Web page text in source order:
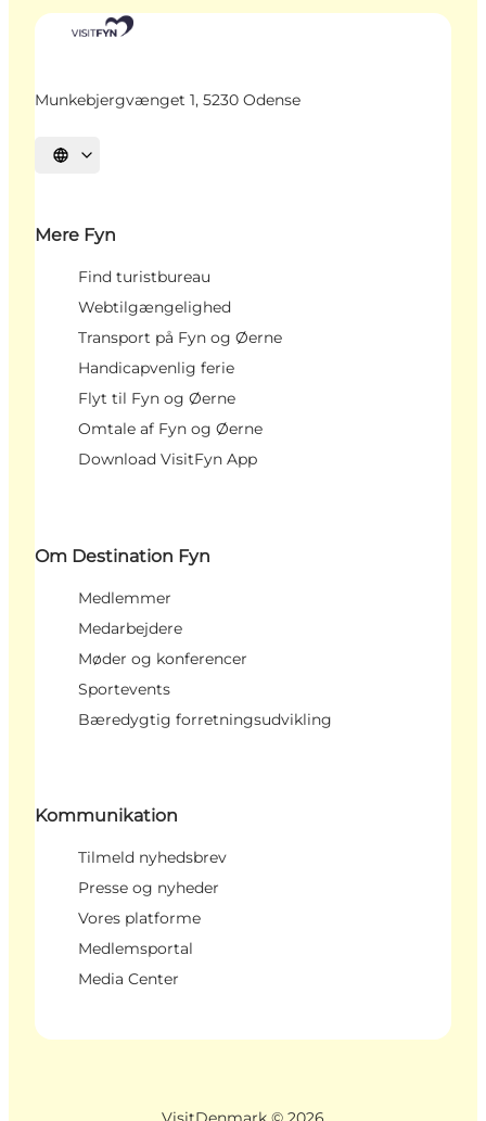
Munkebjergvænget 1, 5230 Odense
Vælg sprog
Mere Fyn
Find turistbureau
Webtilgængelighed
Transport på Fyn og Øerne
Handicapvenlig ferie
Flyt til Fyn og Øerne
Omtale af Fyn og Øerne
Download VisitFyn App
Om Destination Fyn
Medlemmer
Medarbejdere
Møder og konferencer
Sportevents
Bæredygtig forretningsudvikling
Kommunikation
Tilmeld nyhedsbrev
Presse og nyheder
Vores platforme
Medlemsportal
Media Center